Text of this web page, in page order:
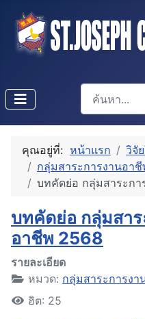
การค้นหา
Type 2 or
คุณอยู่ที่: หน้าแรก
วิจั
กลุ่มสาระการงานอาชี
บทคัดย่อ กลุ่มสาระกา
บทคัดย่อ กลุ่มสาร
อาชีพ 2568
รายละเอียด
หมวด: กลุ่มสาระการงา
ฮิต: 25